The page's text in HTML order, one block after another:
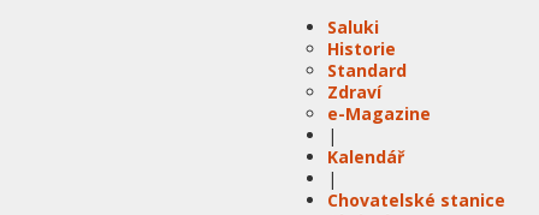
Saluki
Historie
Standard
Zdraví
e-Magazine
|
Kalendář
|
Chovatelské stanice